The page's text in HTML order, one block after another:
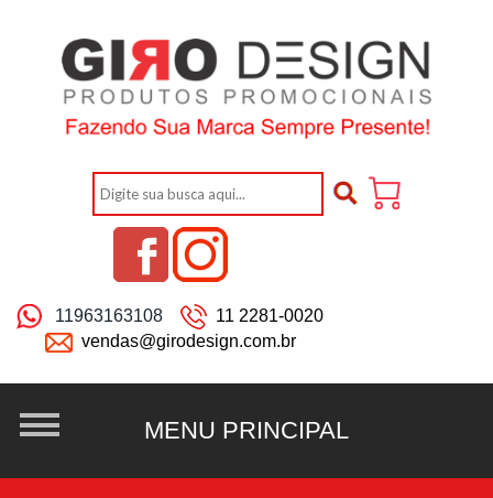
11963163108
11 2281-0020
vendas@girodesign.com.br